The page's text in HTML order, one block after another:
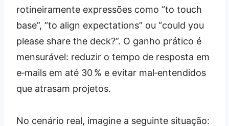
rotineiramente expressões como “to touch
base”, “to align expectations” ou “could you
please share the deck?”. O ganho prático é
mensurável: reduzir o tempo de resposta em
e‑mails em até 30 % e evitar mal‑entendidos
que atrasam projetos.
No cenário real, imagine a seguinte situação: